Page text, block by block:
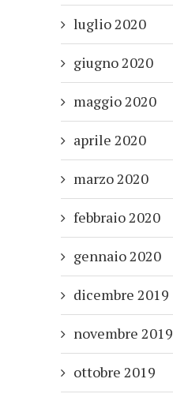
luglio 2020
giugno 2020
maggio 2020
aprile 2020
marzo 2020
febbraio 2020
gennaio 2020
dicembre 2019
novembre 2019
ottobre 2019